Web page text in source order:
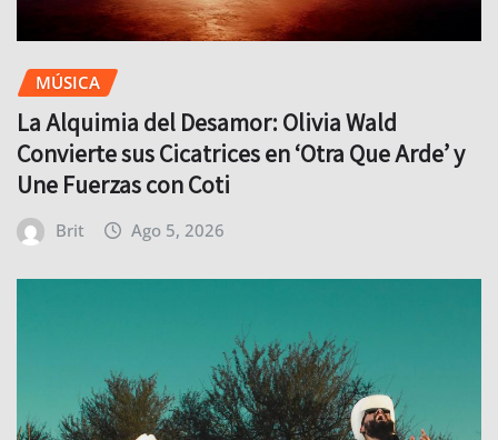
MÚSICA
La Alquimia del Desamor: Olivia Wald
Convierte sus Cicatrices en ‘Otra Que Arde’ y
Une Fuerzas con Coti
Brit Ago 5, 2026